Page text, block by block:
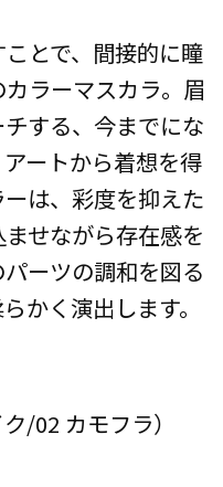
とで、間接的に瞳
ラーマスカラ。眉
する、今までにな
ートから着想を得
は、彩度を抑えた
せながら存在感を
ーツの調和を図る
かく演出します。
/02 カモフラ）